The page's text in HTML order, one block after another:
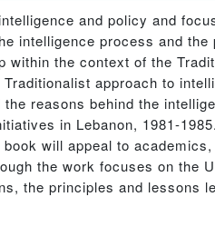
and policy and
intelligence process and
the context of the
approach to
reasons behind the
in Lebanon, 1981-
will appeal to
the work focuses on the
the principles and lessons